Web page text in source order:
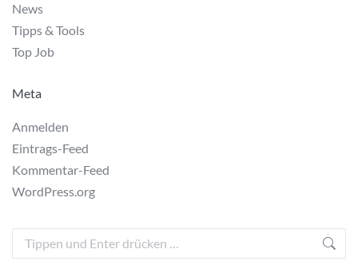
News
Tipps & Tools
Top Job
Meta
Anmelden
Eintrags-Feed
Kommentar-Feed
WordPress.org
Search: